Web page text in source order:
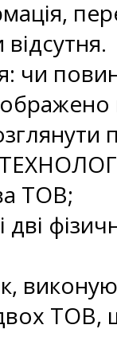
чи
ТОВ;
дві
ТОВ,